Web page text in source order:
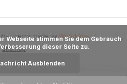
Sitemap
- Theme made by Webdinge
dieser Seite zu.
Ausblenden